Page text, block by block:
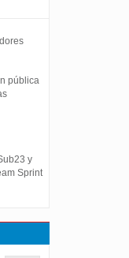
pública
y
Sprint